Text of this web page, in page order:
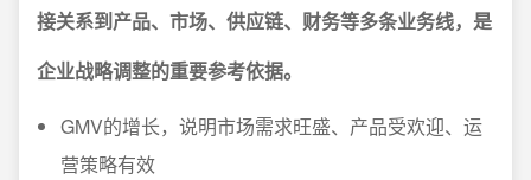
接关系到产品、市场、供应链、财务等多条业务线，是
企业战略调整的重要参考依据。
GMV的增长，说明市场需求旺盛、产品受欢迎、运
营策略有效